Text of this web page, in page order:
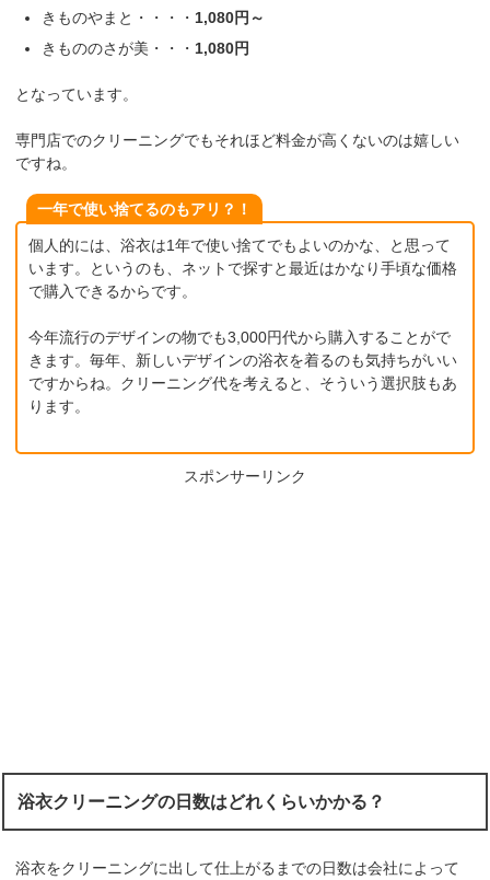
きものやまと・・・・ 1,080円～
きもののさが美・・・ 1,080円
となっています。
専門店でのクリーニングでもそれほど料金が高くないのは嬉しい
ですね。
一年で使い捨てるのもアリ？！
個人的には、浴衣は1年で使い捨てでもよいのかな、と思って
います。というのも、ネットで探すと最近はかなり手頃な価格
で購入できるからです。
今年流行のデザインの物でも3,000円代から購入することがで
きます。毎年、新しいデザインの浴衣を着るのも気持ちがいい
ですからね。クリーニング代を考えると、そういう選択肢もあ
ります。
スポンサーリンク
浴衣クリーニングの日数はどれくらいかかる？
浴衣をクリーニングに出して仕上がるまでの日数は会社によって